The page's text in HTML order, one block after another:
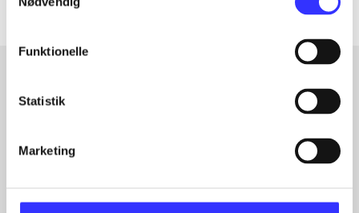
Funktionelle
Statistik
Marketing
Artikler med samme emner